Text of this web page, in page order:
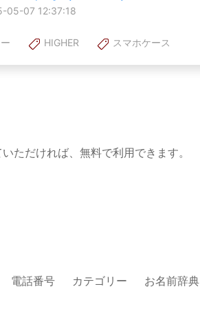
05-07 12:37:18
HIGHER スマホケース
ただければ、無料で利用できます。
電話番号 カテゴリー お名前辞典